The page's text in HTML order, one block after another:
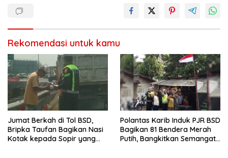
Rekomendasi untuk kamu
Jumat Berkah di Tol BSD,
Bripka Taufan Bagikan Nasi
Kotak kepada Sopir yang
Polantas Karib Induk PJR BSD
Bagikan 81 Bendera Merah
Putih, Bangkitkan Semangat